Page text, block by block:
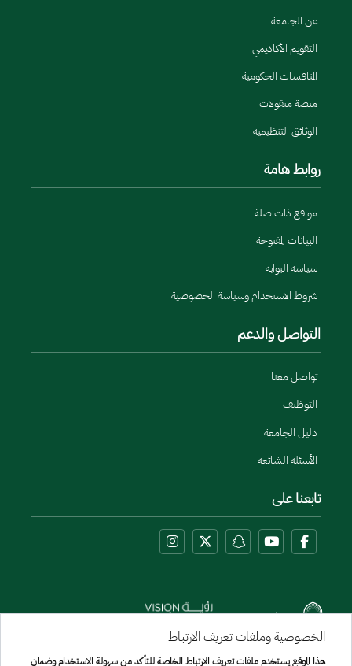
عن الجامعة
التقويم الأكاديمي
المنافسات الحكومية
منصة منقولات
الوثائق التنظيمية
روابط هامة
مواقع ذات صلة
البيانات المفتوحة
سياسة البوابة
شروط الاستخدام وسياسة الخصوصية
التواصل والدعم
تواصل معنا
التوظيف
دليل الجامعة
الأسئلة الشائعة
تابعنا على
الخصوصية وملفات تعريف الارتباط
هذا الموقع يستخدم ملفات تعريف الارتباط الخاصة للتأكد من سهولة الاستخدام وضمان